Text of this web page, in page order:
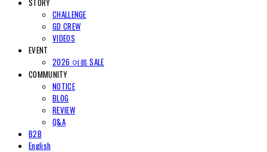
CHALLENGE
GD CREW
VIDEOS
EVENT
2026 여름 SALE
COMMUNITY
NOTICE
BLOG
REVIEW
Q&A
B2B
English